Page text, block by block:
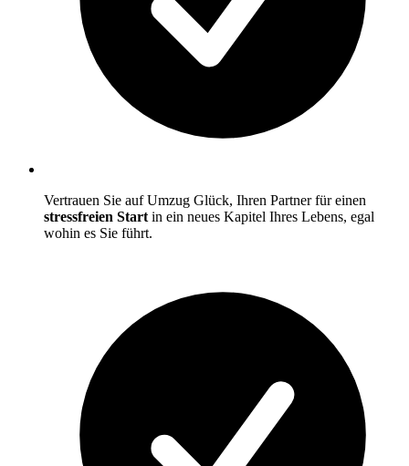
Vertrauen Sie auf Umzug Glück, Ihren Partner für einen
stressfreien Start in ein neues Kapitel Ihres Lebens, egal
wohin es Sie führt.